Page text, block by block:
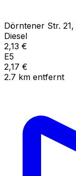
Dörntener Str. 21,
Diesel
2,13 €
E5
2,17 €
2.7 km entfernt